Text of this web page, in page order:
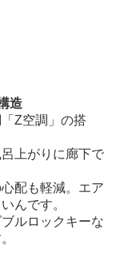
造
Z空調」の搭
上がりに廊下で
配も軽減。エア
んです。
ルロックキーな